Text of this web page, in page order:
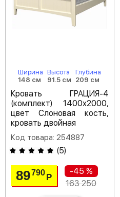
Ширина
148 см
Высота
91.5 см
Глубина
209 см
Кровать ГРАЦИЯ-4
(комплект) 1400х2000,
цвет Слоновая кость,
кровать двойная
Код товара: 254887
(5)
89790 Р
-45 %
163 250